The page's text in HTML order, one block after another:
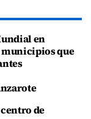
en
municipios que
de